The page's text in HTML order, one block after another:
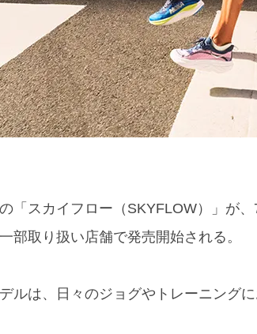
「スカイフロー（SKYFLOW）」が
部取り扱い店舗で発売開始される。
ルは、日々のジョグやトレーニング